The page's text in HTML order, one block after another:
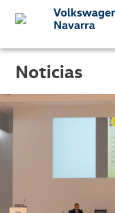
Noticias